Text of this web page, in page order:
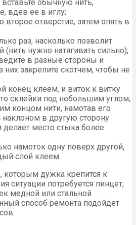
вставьте обычную нить,
вдев ее в иглу;
второе отверстие, затем опять в
раз, насколько позволит
(нить нужно натягивать сильно);
в разные стороны и
закрепите скотчем, чтобы не
конец клеем, и виток к витку
склейки под небольшим углом;
концом нити, намотав его
наклоном в другую сторону
делает место стыка более
намоток одну поверх другой,
слой клеем.
которым дужка крепится к
ситуации потребуется пинцет,
медной или стальной
способ ремонта подойдет